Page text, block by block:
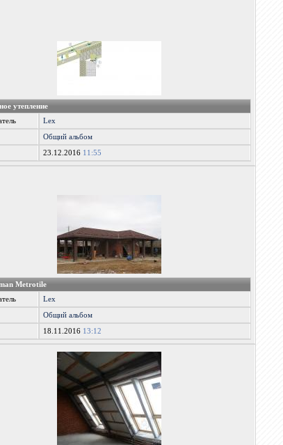
утепление
Lex
Общий альбом
23.12.2016 11:55
Metrotile
Lex
Общий альбом
18.11.2016 13:12